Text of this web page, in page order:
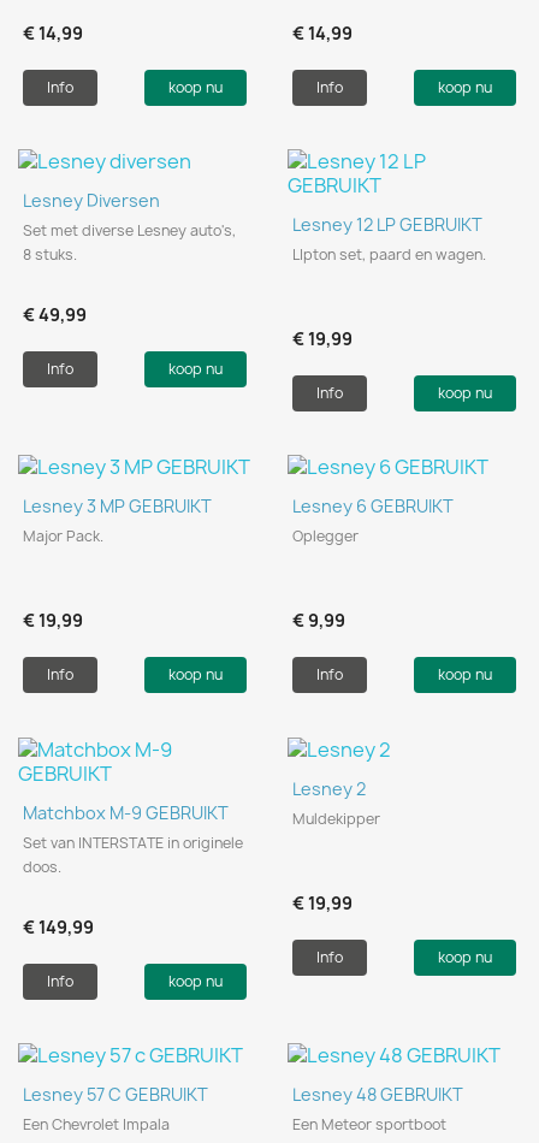
€ 14,99
Info koop nu
€ 14,99
Info koop nu
Lesney Diversen
Set met diverse Lesney auto's,
8 stuks.
€ 49,99
Info koop nu
Lesney 12 LP GEBRUIKT
LIpton set, paard en wagen.
€ 19,99
Info koop nu
Lesney 3 MP GEBRUIKT
Major Pack.
€ 19,99
Info koop nu
Lesney 6 GEBRUIKT
Oplegger
€ 9,99
Info koop nu
Matchbox M-9 GEBRUIKT
Set van INTERSTATE in originele
doos.
€ 149,99
Info koop nu
Lesney 2
Muldekipper
€ 19,99
Info koop nu
Lesney 57 C GEBRUIKT
Een Chevrolet Impala
Lesney 48 GEBRUIKT
Een Meteor sportboot